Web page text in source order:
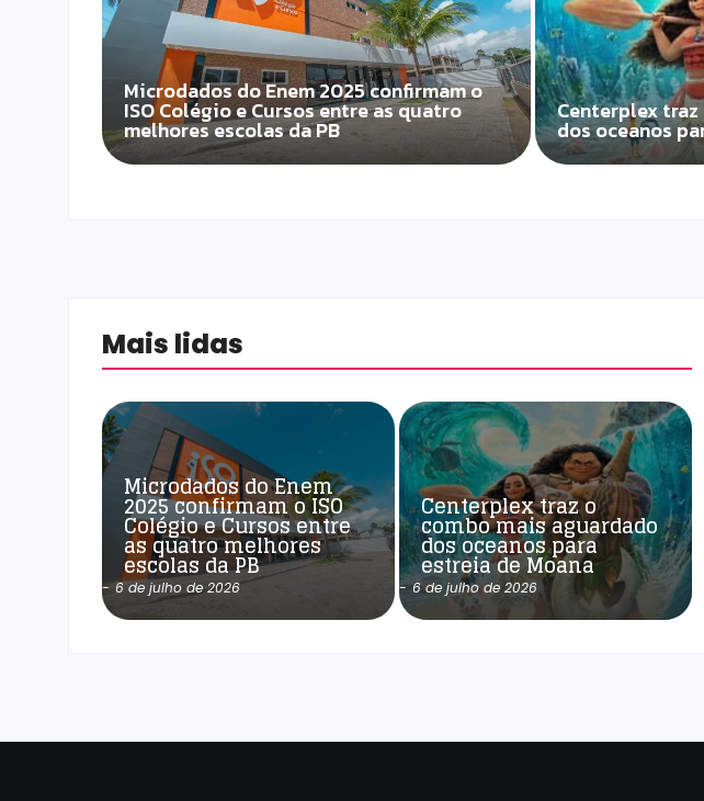
Microdados do Enem 2025 confirmam o
ISO Colégio e Cursos entre as quatro
melhores escolas da PB
Centerplex
dos oceanos
Mais lidas
Microdados do Enem
2025 confirmam o ISO
Colégio e Cursos entre
as quatro melhores
escolas da PB
- 6 de julho de 2026
Centerplex traz o
combo mais aguardado
dos oceanos para
estreia de Moana
- 6 de julho de 2026